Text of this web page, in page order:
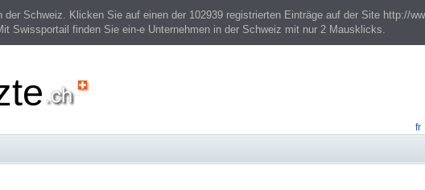
der Schweiz. Klicken Sie auf einen der 102939 registrierten Einträge auf der Site http://
Swissportail finden Sie ein-e Unternehmen in der Schweiz mit nur 2 Mausklicks.
fr